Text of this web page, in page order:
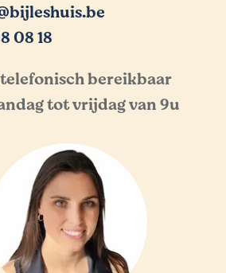
08 18
bereikbaar
tot vrijdag van 9u